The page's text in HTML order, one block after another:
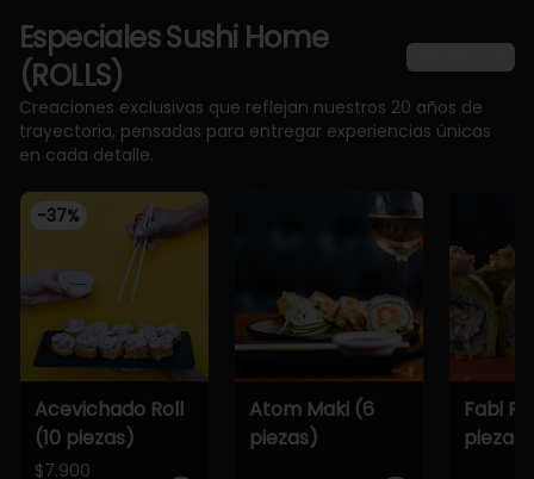
Especiales Sushi Home
(ROLLS)
Creaciones exclusivas que reflejan nuestros 20 años de
trayectoria, pensadas para entregar experiencias únicas
en cada detalle.
-37%
Acevichado Roll
(10 piezas)
$7.900
Atom Maki (6
piezas)
Fabi
piezas)